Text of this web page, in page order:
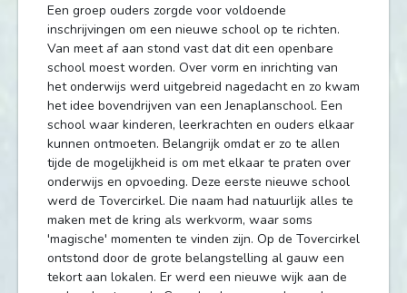
Een groep ouders zorgde voor voldoende
inschrijvingen om een nieuwe school op te richten.
Van meet af aan stond vast dat dit een openbare
school moest worden. Over vorm en inrichting van
het onderwijs werd uitgebreid nagedacht en zo kwam
het idee bovendrijven van een Jenaplanschool. Een
school waar kinderen, leerkrachten en ouders elkaar
kunnen ontmoeten. Belangrijk omdat er zo te allen
tijde de mogelijkheid is om met elkaar te praten over
onderwijs en opvoeding. Deze eerste nieuwe school
werd de Tovercirkel. Die naam had natuurlijk alles te
maken met de kring als werkvorm, waar soms
'magische' momenten te vinden zijn. Op de Tovercirkel
ontstond door de grote belangstelling al gauw een
tekort aan lokalen. Er werd een nieuwe wijk aan de